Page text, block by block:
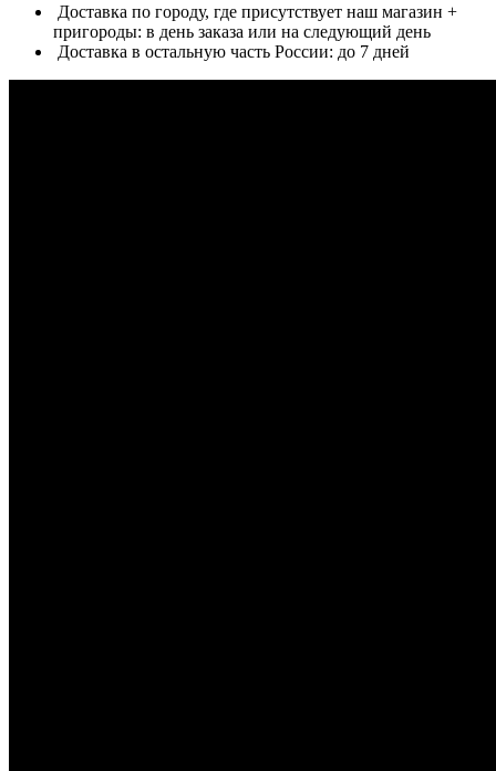
Доставка по городу, где присутствует наш магазин +
пригороды: в день заказа или на следующий день
Доставка в остальную часть России: до 7 дней